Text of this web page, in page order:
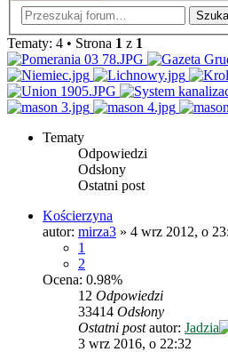
Tematy: 4 • Strona 1 z 1
Tematy
Odpowiedzi
Odsłony
Ostatni post
Kościerzyna
autor: mirza3 » 4 wrz 2012, o
1
2
Ocena: 0.98%
12 Odpowiedzi
33414 Odsłony
Ostatni postautor: Jadzia
3 wrz 2016, o 22:32